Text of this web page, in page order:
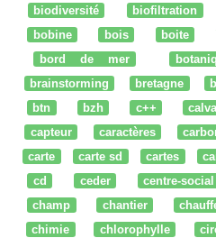
biodiversité
biofiltration
bobine
bois boite
bord de mer
brainstorming
bretagne
btn
bzh c++
capteur
caractères
carte
carte sd cartes
cd
ceder centre-social
champ
chantier
chimie
chlorophylle